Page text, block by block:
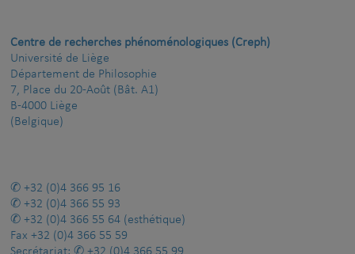
Centre de recherches phénoménologiques (Creph)
Université de Liège
Département de Philosophie
7, Place du 20-Août (Bât. A1)
B-4000 Liège
(Belgique)
+32 (0)4 366 95 16
+32 (0)4 366 55 93
+32 (0)4 366 55 64 (esthétique)
Fax +32 (0)4 366 55 59